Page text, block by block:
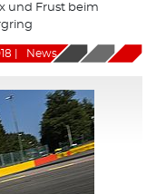
und Frust beim
News